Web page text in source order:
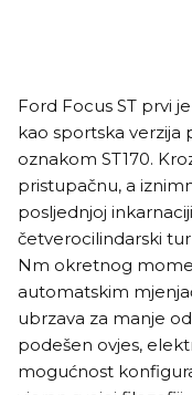
Ford Focus ST prvi
kao sportska
oznakom ST170.
pristupačnu, a
posljednjoj
četverocilindarski
Nm okretnog
automatskim
ubrzava za manje
podešen ovjes,
mogućnost